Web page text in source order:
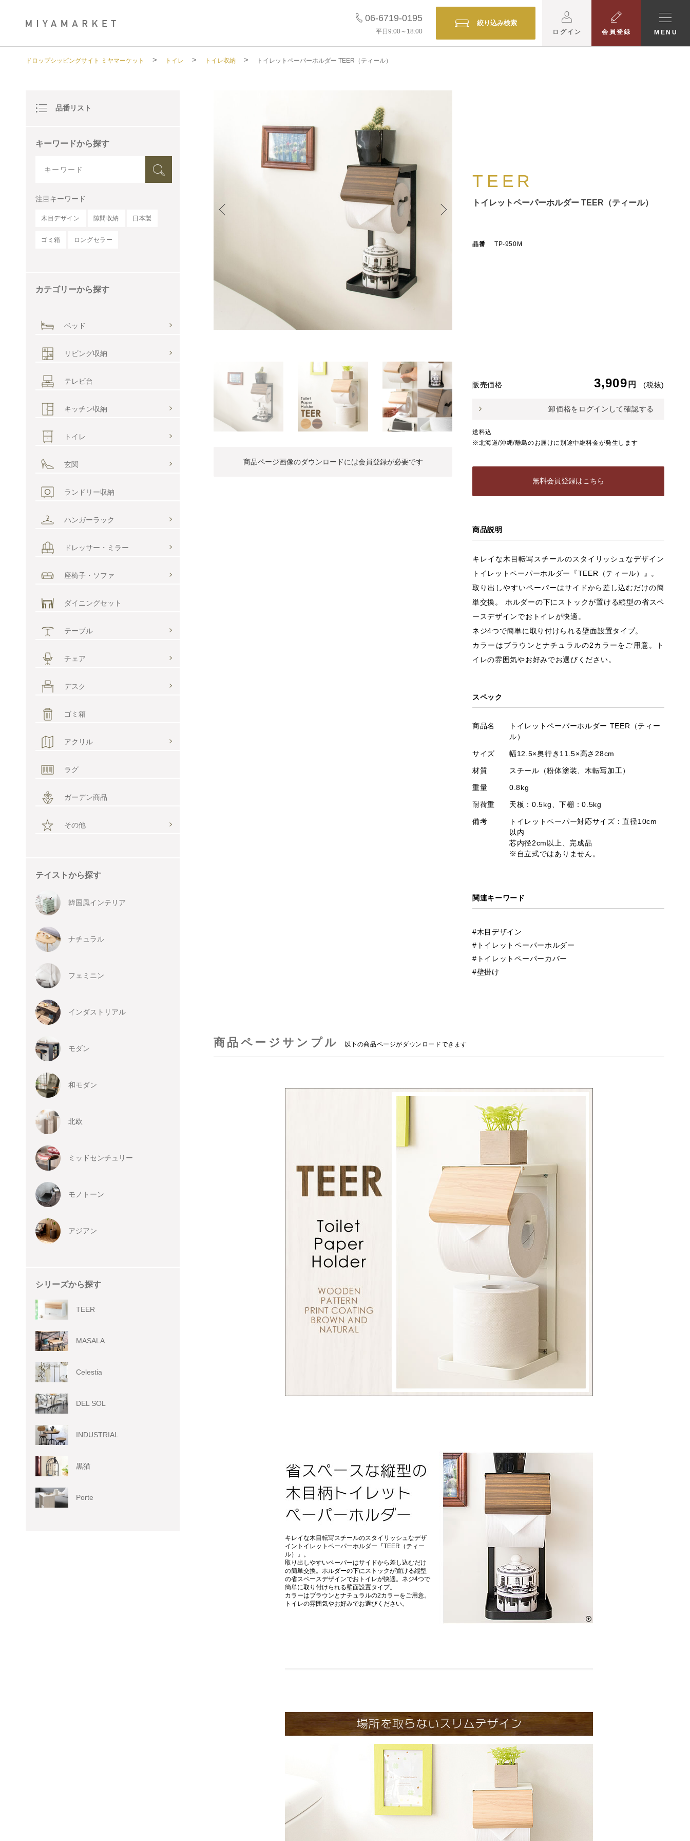
06-6719-0195
平日9:00～18:00
絞り込み検索
ログイン 会員登録 MENU
ドロップシッピングサイト ミヤマーケット > トイレ > トイレ収納 > トイレットペーパーホルダー TEER（ティール）
品番リスト
キーワードから探す
注目キーワード
カテゴリーから探す
ベッド
リビング収納
テレビ台
キッチン収納
トイレ
玄関
ランドリー収納
ハンガーラック
ドレッサー・ミラー
座椅子・ソファ
ダイニングセット
テーブル
チェア
デスク
ゴミ箱
アクリル
ラグ
ガーデン商品
その他
テイストから探す
韓国風インテリア
ナチュラル
フェミニン
インダストリアル
モダン
和モダン
北欧
ミッドセンチュリー
モノトーン
アジアン
シリーズから探す
TEER
MASALA
Celestia
DEL SOL
INDUSTRIAL
黒猫
Porte
商品ページ画像のダウンロードには会員登録が必要です
TEER
トイレットペーパーホルダー TEER（ティール）
品番 TP-950M
販売価格 3,909 円 (税抜)
卸価格をログインして確認する
送料込
※北海道/沖縄/離島のお届けに別途中継料金が発生します
無料会員登録はこちら
商品説明
キレイな木目転写スチールのスタイリッシュなデザイン
トイレットペーパーホルダー『TEER（ティール）』。
取り出しやすいペーパーはサイドから差し込むだけの簡
単交換。 ホルダーの下にストックが置ける縦型の省スペ
ースデザインでおトイレが快適。
ネジ4つで簡単に取り付けられる壁面設置タイプ。
カラーはブラウンとナチュラルの2カラーをご用意。ト
イレの雰囲気やお好みでお選びください。
スペック
商品名
トイレットペーパーホルダー TEER（ティー
ル）
サイズ 幅12.5×奥行き11.5×高さ28cm
材質 スチール（粉体塗装、木転写加工）
重量 0.8kg
耐荷重 天板：0.5kg、下棚：0.5kg
備考
トイレットペーパー対応サイズ：直径10cm
以内
芯内径2cm以上、完成品
※自立式ではありません。
関連キーワード
木目デザイン
トイレットペーパーホルダー
トイレットペーパーカバー
壁掛け
商品ページサンプル 以下の商品ページがダウンロードできます
キレイな木目転写スチールのスタイリッシュなデザ
イントイレットペーパーホルダー『TEER（ティー
ル）』。
取り出しやすいペーパーはサイドから差し込むだけ
の簡単交換。ホルダーの下にストックが置ける縦型
の省スペースデザインでおトイレが快適。ネジ4つで
簡単に取り付けられる壁面設置タイプ。
カラーはブラウンとナチュラルの2カラーをご用意。
トイレの雰囲気やお好みでお選びください。